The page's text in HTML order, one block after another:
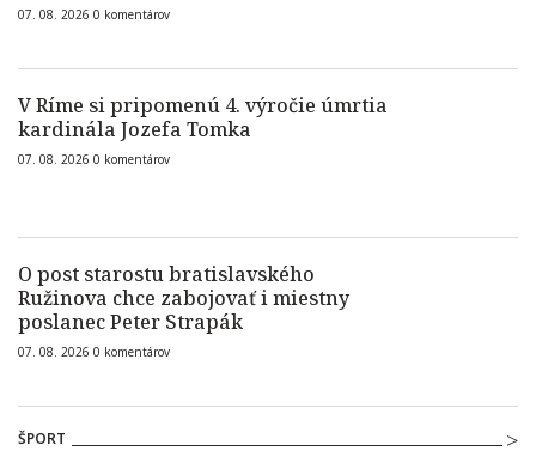
07. 08. 2026 0 komentárov
V Ríme si pripomenú 4. výročie úmrtia
kardinála Jozefa Tomka
07. 08. 2026 0 komentárov
O post starostu bratislavského
Ružinova chce zabojovať i miestny
poslanec Peter Strapák
07. 08. 2026 0 komentárov
ŠPORT